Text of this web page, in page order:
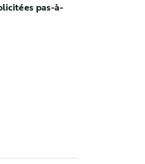
pas-à-